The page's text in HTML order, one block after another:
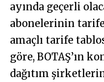
ayında geçerli
abonelerinin
amaçlı tarife
göre, BOTAŞ’ın
dağıtım